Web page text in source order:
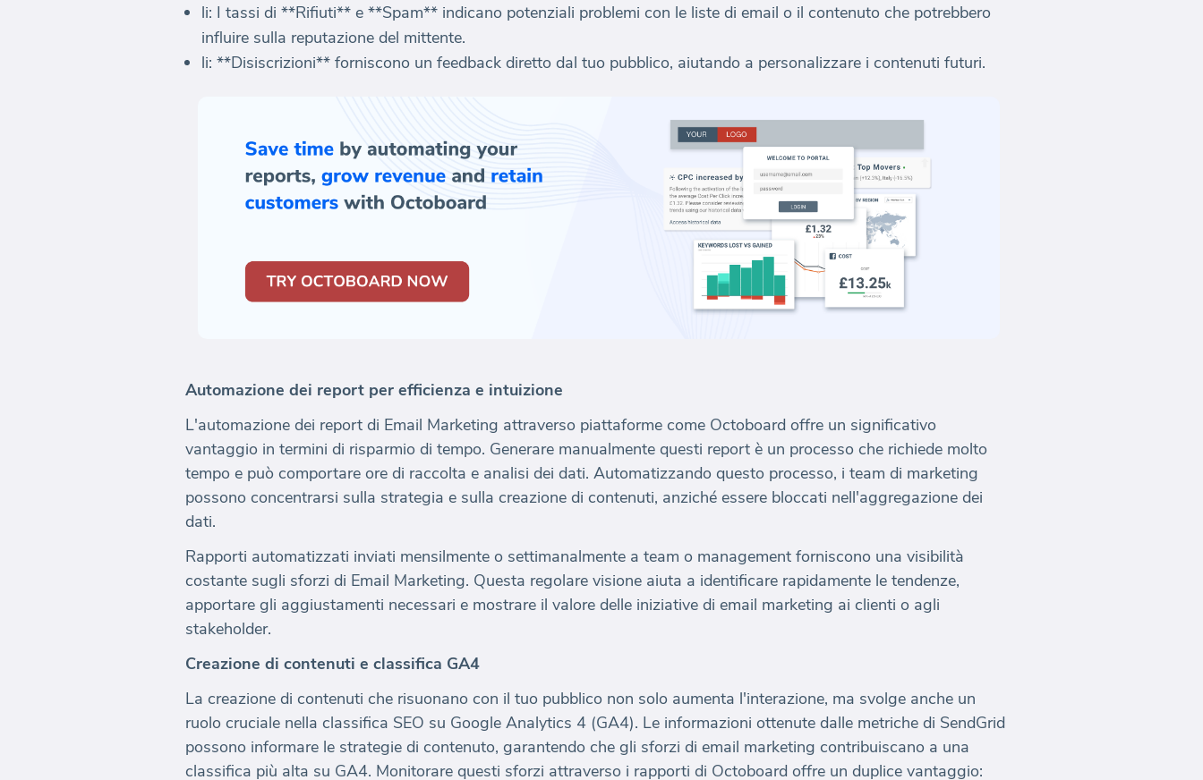
li: I tassi di **Rifiuti** e **Spam** indicano potenziali problemi con le liste di email o il contenuto che potrebbero
influire sulla reputazione del mittente.
li: **Disiscrizioni** forniscono un feedback diretto dal tuo pubblico, aiutando a personalizzare i contenuti futuri.
Automazione dei report per efficienza e intuizione
L'automazione dei report di Email Marketing attraverso piattaforme come Octoboard offre un significativo
vantaggio in termini di risparmio di tempo. Generare manualmente questi report è un processo che richiede molto
tempo e può comportare ore di raccolta e analisi dei dati. Automatizzando questo processo, i team di marketing
possono concentrarsi sulla strategia e sulla creazione di contenuti, anziché essere bloccati nell'aggregazione dei
dati.
Rapporti automatizzati inviati mensilmente o settimanalmente a team o management forniscono una visibilità
costante sugli sforzi di Email Marketing. Questa regolare visione aiuta a identificare rapidamente le tendenze,
apportare gli aggiustamenti necessari e mostrare il valore delle iniziative di email marketing ai clienti o agli
stakeholder.
Creazione di contenuti e classifica GA4
La creazione di contenuti che risuonano con il tuo pubblico non solo aumenta l'interazione, ma svolge anche un
ruolo cruciale nella classifica SEO su Google Analytics 4 (GA4). Le informazioni ottenute dalle metriche di SendGrid
possono informare le strategie di contenuto, garantendo che gli sforzi di email marketing contribuiscano a una
classifica più alta su GA4. Monitorare questi sforzi attraverso i rapporti di Octoboard offre un duplice vantaggio: